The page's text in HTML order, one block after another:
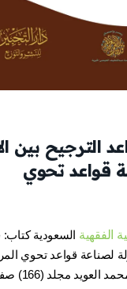
الترجيح بين
قواعد تحوي
الفقهية السعودية كتاب:
لصناعة قواعد تحوي
مجلد (166) صفحة